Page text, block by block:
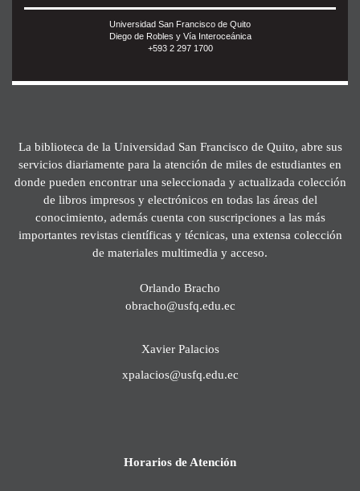
Universidad San Francisco de Quito
Diego de Robles y Vía Interoceánica
+593 2 297 1700
La biblioteca de la Universidad San Francisco de Quito, abre sus
servicios diariamente para la atención de miles de estudiantes en
donde pueden encontrar una seleccionada y actualizada colección
de libros impresos y electrónicos en todas las áreas del
conocimiento, además cuenta con suscripciones a las más
importantes revistas científicas y técnicas, una extensa colección
de materiales multimedia y acceso.
Orlando Bracho
obracho@usfq.edu.ec
Xavier Palacios
xpalacios@usfq.edu.ec
Horarios de Atención